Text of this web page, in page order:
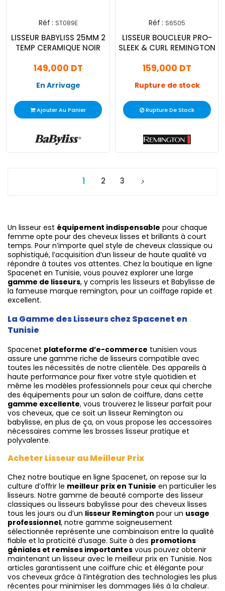
Réf : ST089E
LISSEUR BABYLISS 25MM 2
TEMP CERAMIQUE NOIR
149,000 DT
En Arrivage
Ajouter Au Panier
Réf : S6505
LISSEUR BOUCLEUR PRO-
SLEEK & CURL REMINGTON
159,000 DT
Rupture de stock
Rupture De Stock
1 2 3
Un lisseur est équipement indispensable pour chaque
femme opte pour des cheveux lisses et brillants à court
temps. Pour n’importe quel style de cheveux classique ou
sophistiqué, l’acquisition d’un lisseur de haute qualité va
répondre à toutes vos attentes. Chez la boutique en ligne
Spacenet en Tunisie, vous pouvez explorer une large
gamme de lisseurs, y compris les lisseurs et Babylisse de
la fameuse marque remington, pour un coiffage rapide et
excellent.
La Gamme des Lisseurs chez Spacenet en
Tunisie
Spacenet plateforme d’e-commerce tunisien vous
assure une gamme riche de lisseurs compatible avec
toutes les nécessités de notre clientèle. Des appareils à
haute performance pour fixer votre style quotidien et
même les modèles professionnels pour ceux qui cherche
des équipements pour un salon de coiffure, dans cette
gamme excellente, vous trouverez le lisseur parfait pour
vos cheveux, que ce soit un lisseur Remington ou
babylisse, en plus de ça, on vous propose les accessoires
nécessaires comme les brosses lisseur pratique et
polyvalente.
Acheter Lisseur au Meilleur Prix
Chez notre boutique en ligne Spacenet, on repose sur la
culture d’offrir le meilleur prix en Tunisie en particulier les
lisseurs. Notre gamme de beauté comporte des lisseur
classiques ou lisseurs babylisse pour des cheveux lisses
tous les jours ou d’un lisseur Remington pour un usage
professionnel, notre gamme soigneusement
sélectionnée représente une combinaison entre la qualité
fiable et la praticité d’usage. Suite à des promotions
géniales et remises importantes vous pouvez obtenir
maintenant un lisseur avec le meilleur prix en Tunisie. Nos
articles garantissent une coiffure chic et élégante pour
vos cheveux grâce à l’intégration des technologies les plus
récentes pour minimiser les dommages liés à la chaleur.